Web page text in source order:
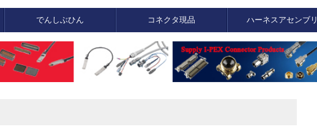
でんしぶひん コネクタ現品 ハーネスアセンブリ